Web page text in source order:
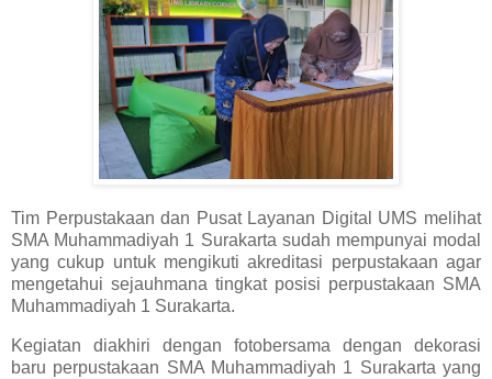
Tim Perpustakaan dan Pusat Layanan Digital UMS melihat
SMA Muhammadiyah 1 Surakarta sudah mempunyai modal
yang cukup untuk mengikuti akreditasi perpustakaan agar
mengetahui sejauhmana tingkat posisi perpustakaan SMA
Muhammadiyah 1 Surakarta.
Kegiatan diakhiri dengan fotobersama dengan dekorasi
baru perpustakaan SMA Muhammadiyah 1 Surakarta yang